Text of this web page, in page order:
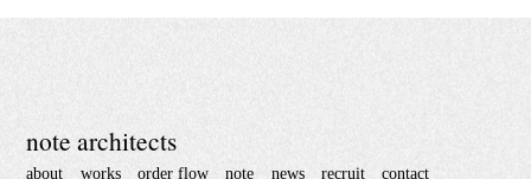
note architects
about works order flow note news recruit contact